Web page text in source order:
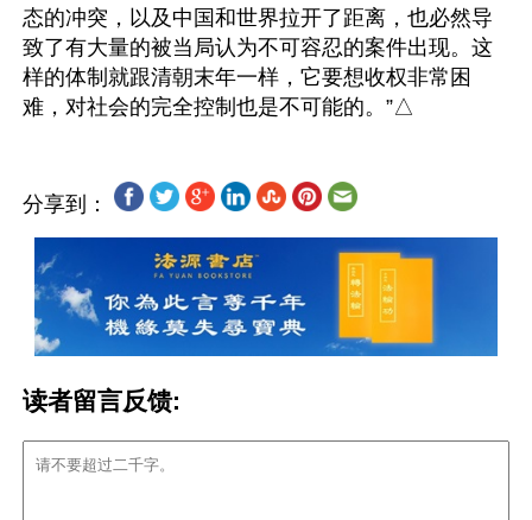
态的冲突，以及中国和世界拉开了距离，也必然导
致了有大量的被当局认为不可容忍的案件出现。这
样的体制就跟清朝末年一样，它要想收权非常困
分享到：
读者留言反馈: